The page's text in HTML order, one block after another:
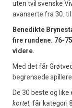
uten tvil svenske
avanserte fra 30.
Benedikte
fire rundene. 76-
videre.
Med det får
begrensede
De 30 beste og
kortet, får kategori